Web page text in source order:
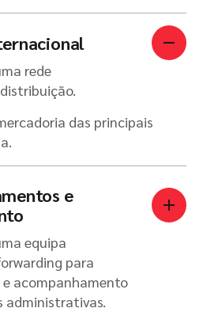
rede
das principais
e
equipa
para
acompanhamento
administrativas.